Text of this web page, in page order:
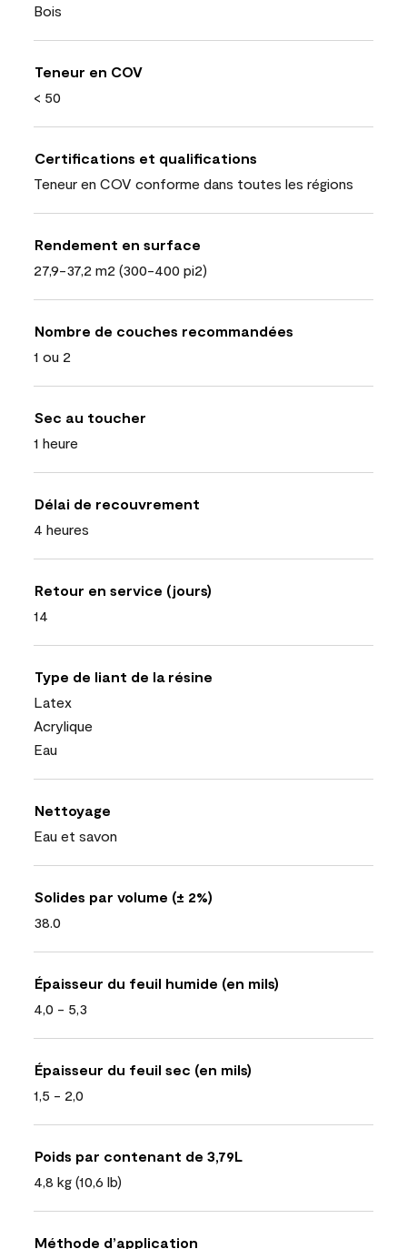
Bois
Teneur en COV
< 50
Certifications et qualifications
Teneur en COV conforme dans toutes les régions
Rendement en surface
27,9-37,2 m2 (300-400 pi2)
Nombre de couches recommandées
1 ou 2
Sec au toucher
1 heure
Délai de recouvrement
4 heures
Retour en service (jours)
14
Type de liant de la résine
Latex
Acrylique
Eau
Nettoyage
Eau et savon
Solides par volume (± 2%)
38.0
Épaisseur du feuil humide (en mils)
4,0 - 5,3
Épaisseur du feuil sec (en mils)
1,5 - 2,0
Poids par contenant de 3,79L
4,8 kg (10,6 lb)
Méthode d’application